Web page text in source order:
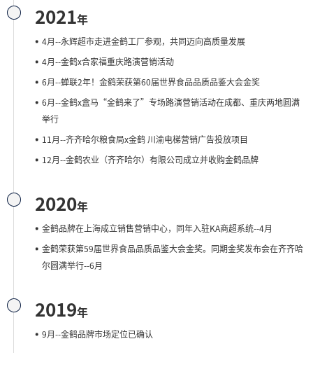
2021年
4月--永辉超市走进金鹤工厂参观，共同迈向高质量发展
4月--金鹤x合家福重庆路演营销活动
6月--蝉联2年！金鹤荣获第60届世界食品品质品鉴大会金奖
6月--金鹤x盒马“金鹤来了”专场路演营销活动在成都、重庆两地圆满
举行
11月--齐齐哈尔粮食局x金鹤 川渝电梯营销广告投放项目
12月--金鹤农业（齐齐哈尔）有限公司成立并收购金鹤品牌
2020年
金鹤品牌在上海成立销售营销中心，同年入驻KA商超系统--4月
金鹤荣获第59届世界食品品质品鉴大会金奖。同期金奖发布会在齐齐哈
尔圆满举行--6月
2019年
9月--金鹤品牌市场定位已确认